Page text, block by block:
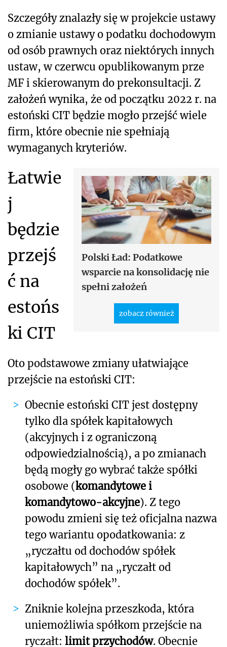
Szczegóły znalazły się w projekcie ustawy
o zmianie ustawy o podatku dochodowym
od osób prawnych oraz niektórych innych
ustaw, w czerwcu opublikowanym prze
MF i skierowanym do prekonsultacji. Z
założeń wynika, że od początku 2022 r. na
estoński CIT będzie mogło przejść wiele
firm, które obecnie nie spełniają
wymaganych kryteriów.
Polski Ład: Podatkowe
wsparcie na konsolidację nie
spełni założeń
zobacz również
Łatwie
j
będzie
przejś
ć na
estońs
ki CIT
Oto podstawowe zmiany ułatwiające
przejście na estoński CIT:
Obecnie estoński CIT jest dostępny
tylko dla spółek kapitałowych
(akcyjnych i z ograniczoną
odpowiedzialnością), a po zmianach
będą mogły go wybrać także spółki
osobowe (komandytowe i
komandytowo-akcyjne). Z tego
powodu zmieni się też oficjalna nazwa
tego wariantu opodatkowania: z
„ryczałtu od dochodów spółek
kapitałowych” na „ryczałt od
dochodów spółek”.
Zniknie kolejna przeszkoda, która
uniemożliwia spółkom przejście na
ryczałt: limit przychodów. Obecnie